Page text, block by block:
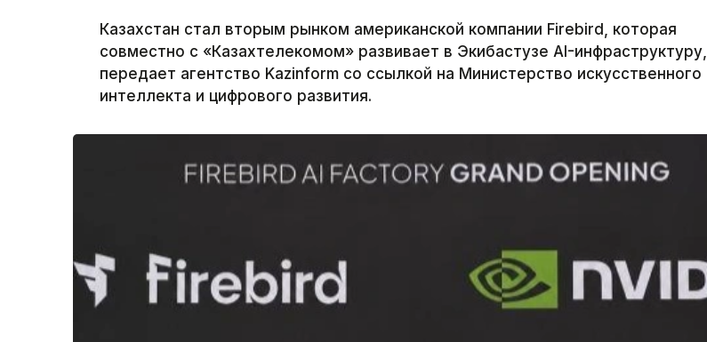
Казахстан стал вторым рынком американской компании Firebird, которая
совместно с «Казахтелекомом» развивает в Экибастузе AI-инфраструктуру,
передает агентство Kazinform со ссылкой на Министерство искусственного
интеллекта и цифрового развития.